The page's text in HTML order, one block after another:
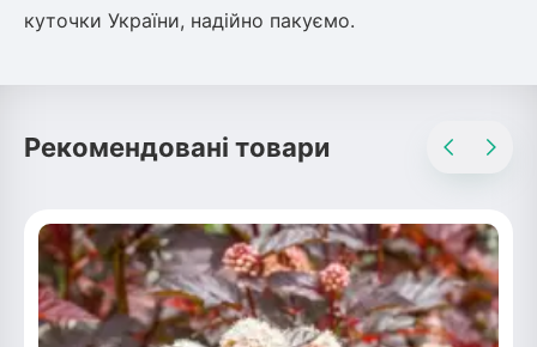
куточки України, надійно пакуємо.
Рекомендовані товари